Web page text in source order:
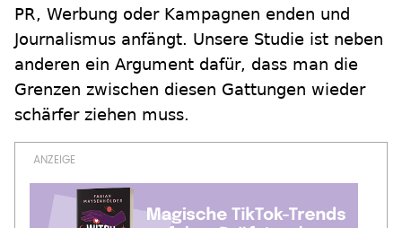
PR, Werbung oder Kampagnen enden und
Journalismus anfängt. Unsere Studie ist neben
anderen ein Argument dafür, dass man die
Grenzen zwischen diesen Gattungen wieder
schärfer ziehen muss.